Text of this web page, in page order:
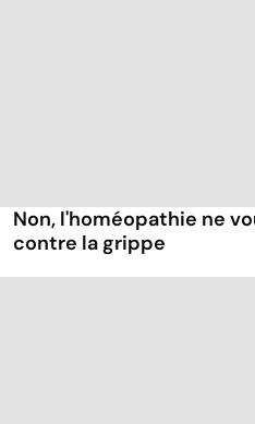
Non, l'homéopathie ne
contre la grippe